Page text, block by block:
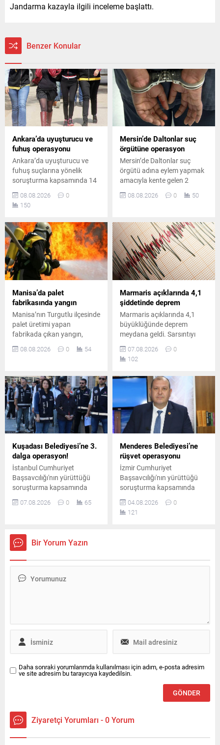
Jandarma kazayla ilgili inceleme başlattı.
Benzer Konular
Ankara’da uyuşturucu ve
fuhuş operasyonu
Ankara’da uyuşturucu ve
fuhuş suçlarına yönelik
soruşturma kapsamında 14
şüpheli hakkında gözaltı
kararı verildi. Düzenlenen
operasyonda 8 şüpheli
şüphelilerin yakalanması için
çalışmalar sürüyor.
08.08.2026
0
150
Mersin’de Daltonlar suç
örgütüne operasyon
Mersin’de Daltonlar suç
örgütü adına eylem yapmak
amacıyla kente gelen 2
şüpheliyle başlayan
soruşturmada 4 şüpheli
tutuklandı.
08.08.2026 0 50
Manisa’da palet
fabrikasında yangın
Manisa’nın Turgutlu ilçesinde
palet üretimi yapan
fabrikada çıkan yangın,
müdahalesiyle söndürüldü.
fabrikada maddi hasar
meydana geldi. Yangının
çıkış nedeni araştırılıyor.
08.08.2026 0 54
Marmaris açıklarında 4,1
şiddetinde deprem
Marmaris açıklarında 4,1
büyüklüğünde deprem
meydana geldi. Sarsıntıyı
süreli panik yaşarken, AFAD
tarafından yapılan ilk
olumsuzluğa rastlanmadığı
açıklandı.
07.08.2026
0
102
Kuşadası Belediyesi’ne 3.
dalga operasyon!
İstanbul Cumhuriyet
Başsavcılığı'nın yürüttüğü
soruşturma kapsamında
Kuşadası Belediyesi'ne
yönelik operasyonların 3.
Antalya'da belirlenen
adreslere eş zamanlı
07.08.2026 0 65
Menderes Belediyesi’ne
rüşvet operasyonu
İzmir Cumhuriyet
Başsavcılığı'nın yürüttüğü
soruşturma kapsamında
Menderes Belediyesi'ne
operasyon düzenlendi.
Belediye Başkanı İlkay
04.08.2026
0
121
Bir Yorum Yazın
Daha sonraki yorumlarımda kullanılması için adım, e-posta adresim
ve site adresim bu tarayıcıya kaydedilsin.
Ziyaretçi Yorumları - 0 Yorum